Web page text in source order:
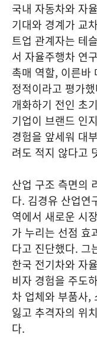
국내 자동차와 자
기대와 경계가 교
트업 관계자는 테
서 자율주행차 연
촉매 역할, 이른바
정적이라고 평가
개화하기 전인 초
기업이 브랜드 인
경험을 앞세워 대
려도 적지 않다고
산업 구조 측면의
다. 김경유 산업연
역에서 새로운 시
가 누리는 선점 효
다고 진단했다. 그
한국 전기차와 자
비자 경험을 주도
차 업체와 부품사,
잃고 추격자의 위
다.